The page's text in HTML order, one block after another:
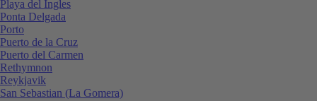
Playa del Ingles
Ponta Delgada
Porto
Puerto de la Cruz
Puerto del Carmen
Rethymnon
Reykjavik
San Sebastian (La Gomera)